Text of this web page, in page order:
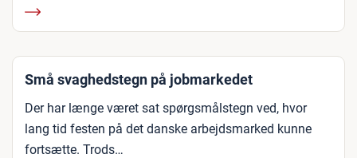
Små svaghedstegn på jobmarkedet
Der har længe været sat spørgsmålstegn ved, hvor
lang tid festen på det danske arbejdsmarked kunne
fortsætte. Trods…